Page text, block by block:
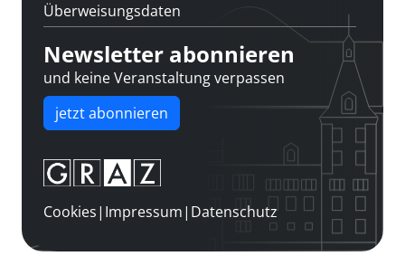
Überweisungsdaten
Newsletter abonnieren
und keine Veranstaltung verpassen
jetzt abonnieren
Cookies| Impressum| Datenschutz